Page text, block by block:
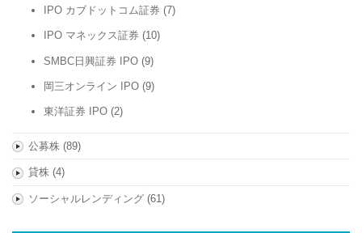
IPO カブドットコム証券 (7)
IPO マネックス証券 (10)
SMBC日興証券 IPO (9)
岡三オンライン IPO (9)
東洋証券 IPO (2)
公募株(89)
貸株(4)
ソーシャルレンディング(61)